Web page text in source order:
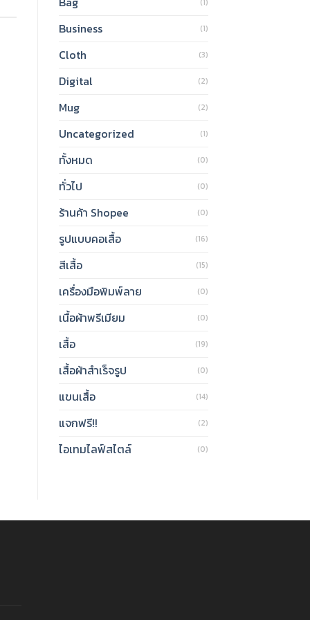
(1)
Business (1)
Cloth (3)
Digital (2)
Mug (2)
Uncategorized (1)
ทั้งหมด (0)
ทั่วไป (0)
ร้านค้า Shopee (0)
รูปแบบคอเสื้อ (16)
สีเสื้อ (15)
เครื่องมือพิมพ์ลาย (0)
เนื้อผ้าพรีเมียม (0)
เสื้อ (19)
เสื้อผ้าสำเร็จรูป (0)
แขนเสื้อ (14)
แจกฟรี!! (2)
ไอเทมไลฟ์สไตล์ (0)